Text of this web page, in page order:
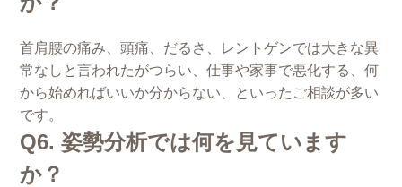
首肩腰の痛み、頭痛、だるさ、レントゲンでは大きな異
常なしと言われたがつらい、仕事や家事で悪化する、何
から始めればいいか分からない、といったご相談が多い
です。
Q6. 姿勢分析では何を見ています
か？